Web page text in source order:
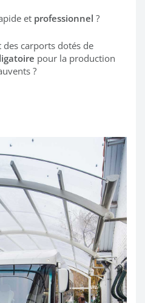
et professionnel ?
carports dotés de
pour la production
?